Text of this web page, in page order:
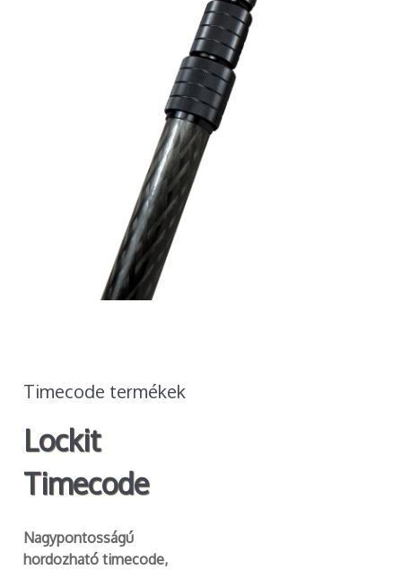
Timecode termékek
Lockit
Timecode
Nagypontosságú
hordozható timecode,